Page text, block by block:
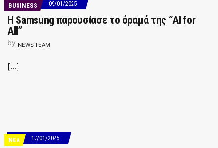
BUSINESS 09/01/2025
Η Samsung παρουσίασε το όραμά της “AI for
All”
by NEWS TEAM
[…]
ΝΕΑ 17/01/2025